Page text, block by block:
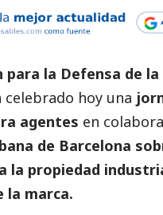
para la Defensa de la
celebrado hoy una
agentes en
de Barcelona
la propiedad
la marca.